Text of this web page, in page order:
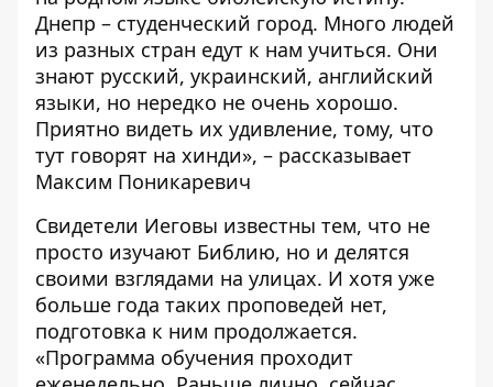
Днепр – студенческий город. Много людей
из разных стран едут к нам учиться. Они
знают русский, украинский, английский
языки, но нередко не очень хорошо.
Приятно видеть их удивление, тому, что
тут говорят на хинди», – рассказывает
Максим Поникаревич
Свидетели Иеговы известны тем, что не
просто изучают Библию, но и делятся
своими взглядами на улицах. И хотя уже
больше года таких проповедей нет,
подготовка к ним продолжается.
«Программа обучения проходит